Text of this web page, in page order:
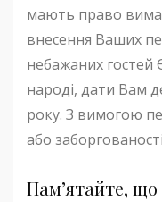
мають право
внесення Ваших
небажаних гостей
народі, дати Вам
року. З вимогою
або
Пам’ятайте, що